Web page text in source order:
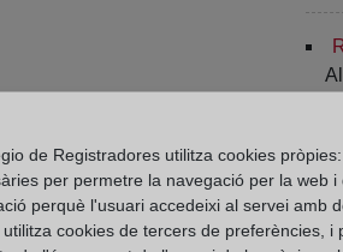
de Registradores utilitza cookies
per permetre la navegació per la web
perquè l'usuari accedeixi al servei amb
utilitza cookies de tercers de preferències, i